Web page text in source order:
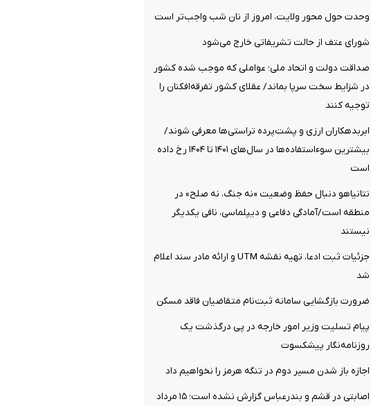
وحدت حول محور ولایت، امروز از نان شب واجب‌تر است
شورای عتف از حالت تشریفاتی خارج می‌شود
صداقت دولت و اتحاد ملی؛ عواملی که موجب شده کشور
در شزایط سخت سرپا بماند/ عقلای کشور تفرقه‌افکنان را
توجیه کنند
ابربدهکاران ارزی و پشت‌پرده تراستی‌ها معرفی شوند/
بیشترین سوءاستفاده‌ها در سال‌های ۱۴۰۱ تا ۱۴۰۴ رخ داده
است
نتانیاهو دنبال حفظ وضعیت «نه جنگ، نه صلح» در
منطقه است/آمادگی دفاعی و دیپلماسی، نافی یکدیگر
نیستند
جزئیات ثبت ادعا، تهیه نقشه UTM و ارائه مادر سند اعلام
شد
ضرورت بازگشایی سامانه ثبت‌نام متقاضیان فاقد مسکن
پیام تسلیت وزیر امور خارجه در پی درگذشت یک
روزنامه‌نگار پیشکسوت
اجازه باز شدن مسیر دوم در تنگه هرمز را نخواهیم داد
اصابتی در قشم و بندرعباس گزارش نشده است؛ ۱۵ مرداد